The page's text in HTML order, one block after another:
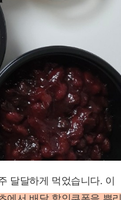
달달하게 먹었습니다. 이